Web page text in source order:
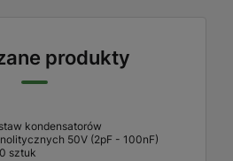
produkty
kondensatorów
50V (2pF - 100nF)
sztuk